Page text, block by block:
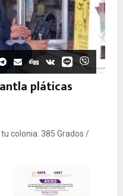
pláticas
colonia. 385 Grados /